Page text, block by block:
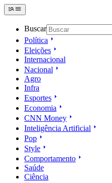
Buscar
Política
Eleições
Internacional
Nacional
Agro
Infra
Esportes
Economia
CNN Money
Inteligência Artificial
Pop
Style
Comportamento
Saúde
Ciência